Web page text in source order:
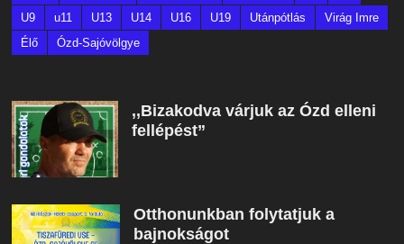
U9
u11 U13 U14 U16 U19 Utánpótlás
Virág Imre
Élő
Ózd-Sajóvölgye
,,Bizakodva várjuk az Ózd elleni
fellépést”
Otthonunkban folytatjuk a
bajnokságot